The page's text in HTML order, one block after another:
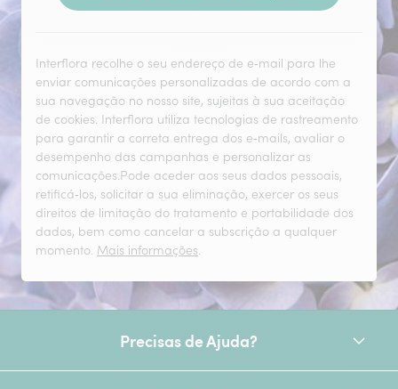
Interflora recolhe o seu endereço de e‑mail para lhe
enviar comunicações personalizadas de acordo com a
sua navegação no nosso site, sujeitas à sua aceitação
de cookies. Interflora utiliza tecnologias de rastreamento
para garantir a correta entrega dos e‑mails, avaliar o
desempenho das campanhas e personalizar as
comunicações.Pode aceder aos seus dados pessoais,
retificá‑los, solicitar a sua eliminação, exercer os seus
direitos de limitação do tratamento e portabilidade dos
dados, bem como cancelar a subscrição a qualquer
momento. Mais informações.
Precisas de Ajuda?